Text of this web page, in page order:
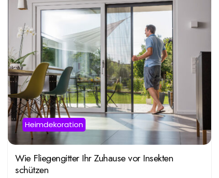
Heimdekoration
Wie Fliegengitter Ihr Zuhause vor Insekten
schützen